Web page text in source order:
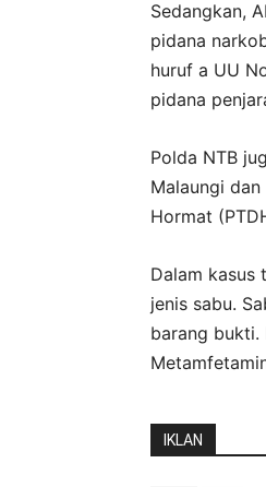
Sedangkan,
pidana
huruf a UU
pidana
Polda NTB
Malaungi
Hormat
Dalam kasus
jenis sabu.
barang bukti.
IKLAN